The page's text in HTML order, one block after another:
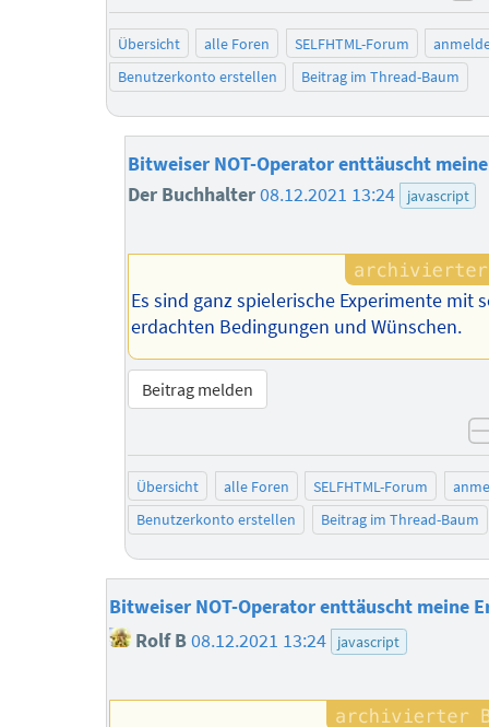
Übersicht alle Foren SELFHTML-Forum
Benutzerkonto erstellen
Beitrag im Thread-Baum
Bitweiser NOT-Operator enttäuscht
Der Buchhalter08.12.2021 13:24 javascript
Es sind ganz spielerische Experimente mit
erdachten Bedingungen und Wünschen.
Beitrag melden
Übersicht alle Foren SELFHTML-Forum
Benutzerkonto erstellen
Beitrag im Thread-Baum
Bitweiser NOT-Operator enttäuscht meine
Rolf B 08.12.2021 13:24 javascript